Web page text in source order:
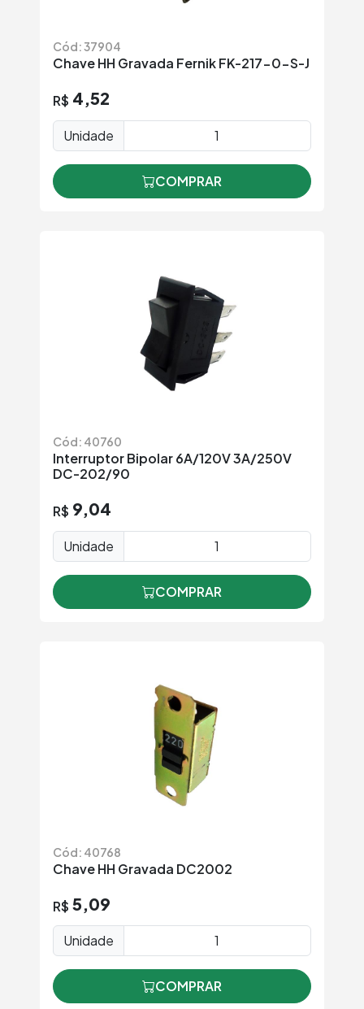
Cód: 37904
Chave HH Gravada Fernik FK-217-0-S-J
R$ 4,52
Unidade
COMPRAR
Cód: 40760
Interruptor Bipolar 6A/120V 3A/250V
DC-202/90
R$ 9,04
Unidade
COMPRAR
Cód: 40768
Chave HH Gravada DC2002
R$ 5,09
Unidade
COMPRAR